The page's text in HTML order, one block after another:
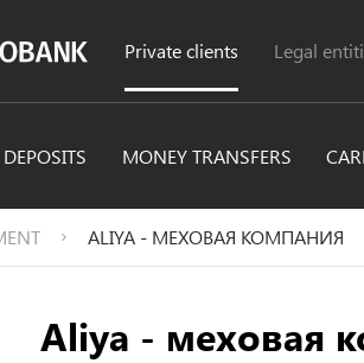
Private clients Legal
DEPOSITS MONEY TRANSFERS
ALIYA - МЕХОВАЯ КОМПАНИЯ
Aliya - меховая